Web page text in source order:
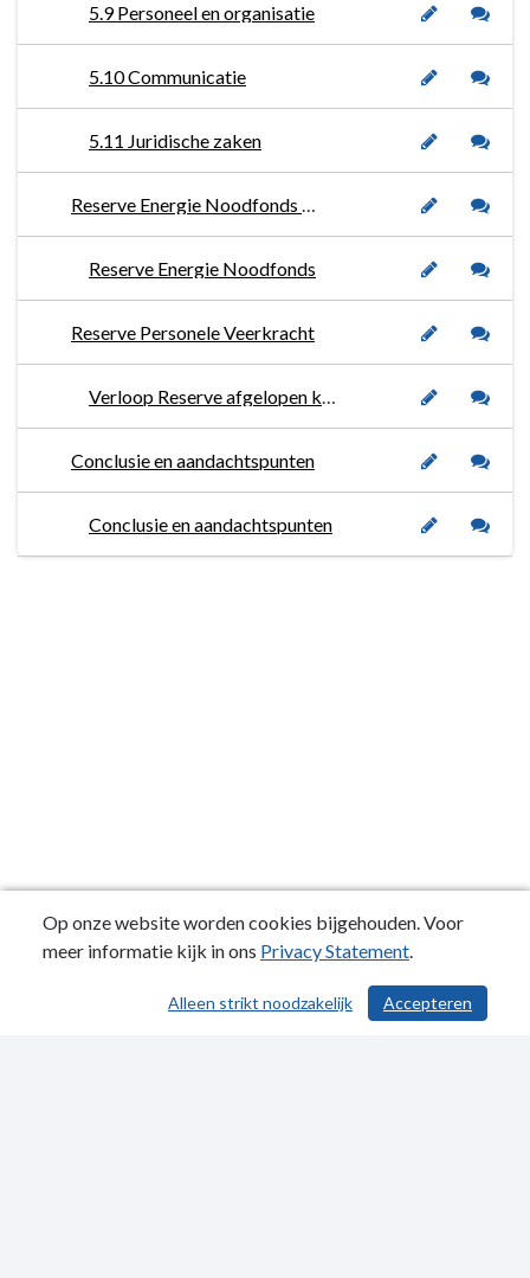
5.9 Personeel en organisatie
5.10 Communicatie
5.11 Juridische zaken
Reserve Energie Noodfonds Verenigingen
Reserve Energie Noodfonds
Reserve Personele Veerkracht
Verloop Reserve afgelopen kwartaal
Conclusie en aandachtspunten
Conclusie en aandachtspunten
Op onze website worden cookies bijgehouden. Voor
meer informatie kijk in ons Privacy Statement.
Accepteren
Alleen strikt noodzakelijk